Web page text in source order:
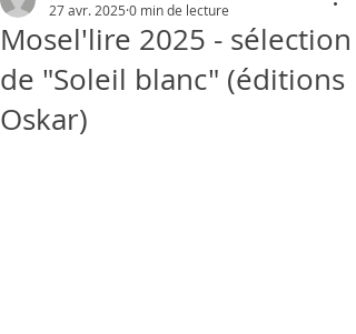
Mosel'lire 2025 - sélection
de "Soleil blanc" (éditions
Oskar)
27 avr. 2025 0 min de lecture